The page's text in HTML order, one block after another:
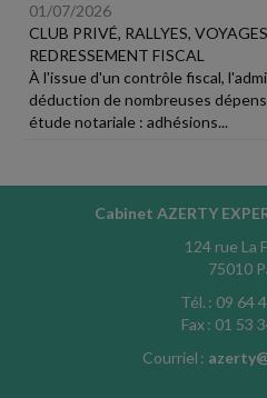
01/07/2026
CLUB PRIVÉ, RALLYES,
REDRESSEMENT FISCAL
À l'issue d'un contrôle fiscal,
déduction de nombreuses
étude notariale : adhésions...
Cabinet AZERTY
124 rue La
75010
Tél. : 09 64
Fax : 01 53
Courriel :